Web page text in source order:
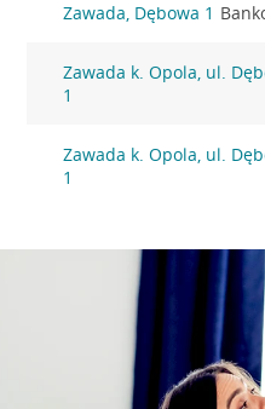
Zawada, Dębowa 1
Zawada k. Opola, ul.
1
Zawada k. Opola, ul.
1